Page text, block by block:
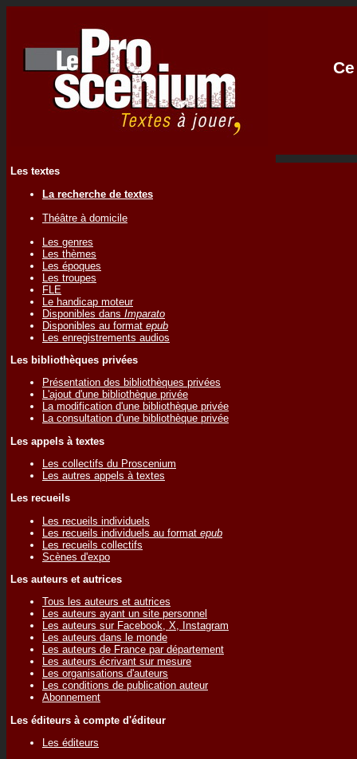
Les textes
La recherche de textes
Théâtre à domicile
Les genres
Les thèmes
Les époques
Les troupes
FLE
Le handicap moteur
Disponibles dans Imparato
Disponibles au format epub
Les enregistrements audios
Les bibliothèques privées
Présentation des bibliothèques privées
L'ajout d'une bibliothèque privée
La modification d'une bibliothèque privée
La consultation d'une bibliothèque privée
Les appels à textes
Les collectifs du Proscenium
Les autres appels à textes
Les recueils
Les recueils individuels
Les recueils individuels au format epub
Les recueils collectifs
Scènes d'expo
Les auteurs et autrices
Tous les auteurs et autrices
Les auteurs ayant un site personnel
Les auteurs sur Facebook, X, Instagram
Les auteurs dans le monde
Les auteurs de France par département
Les auteurs écrivant sur mesure
Les organisations d'auteurs
Les conditions de publication auteur
Abonnement
Les éditeurs à compte d'éditeur
Les éditeurs